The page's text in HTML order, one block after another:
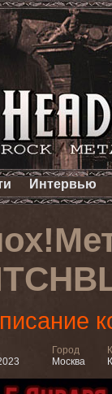
Интервью
Город
Москва